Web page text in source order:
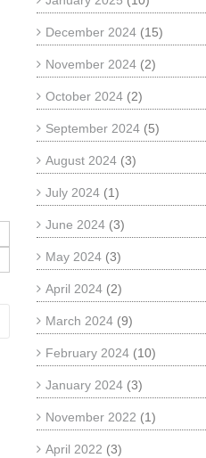
December 2024 (15)
November 2024 (2)
October 2024 (2)
September 2024 (5)
August 2024 (3)
July 2024 (1)
June 2024 (3)
May 2024 (3)
April 2024 (2)
March 2024 (9)
February 2024 (10)
January 2024 (3)
November 2022 (1)
April 2022 (3)